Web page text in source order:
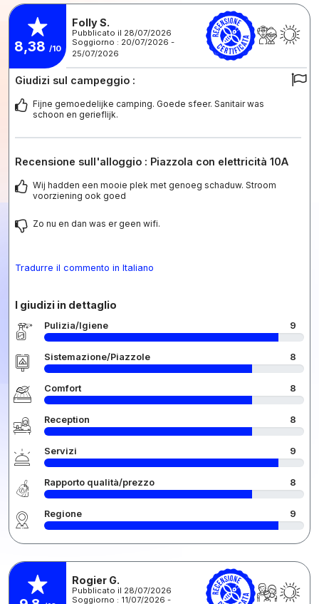
8,38 /10
Folly S.
Pubblicato il 28/07/2026
Soggiorno : 20/07/2026 -
25/07/2026
Giudizi sul campeggio :
Fijne gemoedelijke camping. Goede sfeer. Sanitair was
schoon en gerieflijk.
Recensione sull'alloggio : Piazzola con elettricità 10A
Wij hadden een mooie plek met genoeg schaduw. Stroom
voorziening ook goed
Zo nu en dan was er geen wifi.
Tradurre il commento in Italiano
I giudizi in dettaglio
Pulizia/Igiene 9
Sistemazione/Piazzole 8
Comfort 8
Reception 8
Servizi 9
Rapporto qualità/prezzo 8
Regione 9
Rogier G.
Pubblicato il 28/07/2026
Soggiorno : 11/07/2026 -